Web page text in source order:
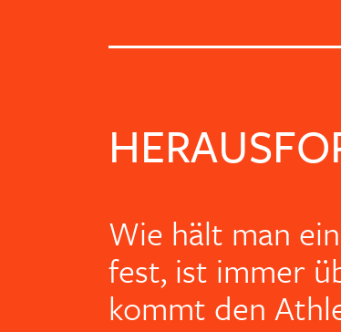
Wie hält man
fest, ist immer
kommt den